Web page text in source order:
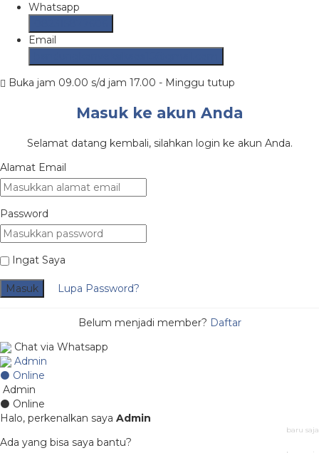
Whatsapp
Email
Buka jam 09.00 s/d jam 17.00 - Minggu tutup
Masuk ke akun Anda
Selamat datang kembali, silahkan login ke akun Anda.
Alamat Email
Password
Ingat Saya
Masuk Lupa Password?
Belum menjadi member? Daftar
Chat via Whatsapp
Admin
⚫ Online
Admin
⚫ Online
Halo, perkenalkan saya Admin
baru saja
Ada yang bisa saya bantu?